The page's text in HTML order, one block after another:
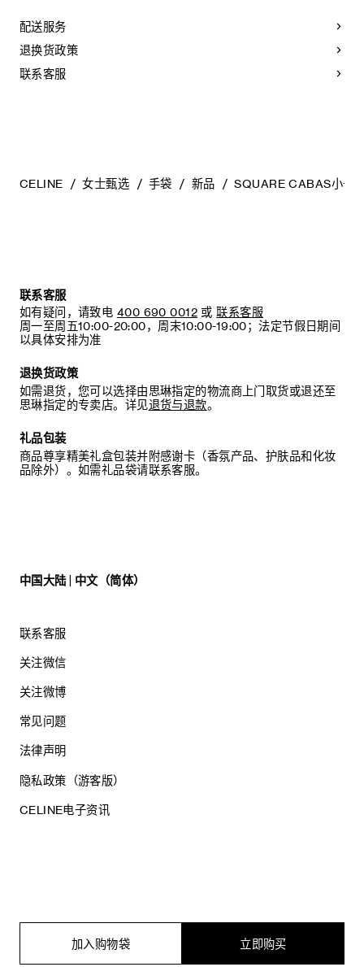
立即购买
加入购物袋
建议您：
- 防止潮湿；避免接触液体、护手霜、洗手液、化妆品及香水。
如果您的手袋不慎接触到水或上述物质，请用干燥且不带绒毛
的浅色吸水布轻轻擦拭；
配送服务
退换货政策
联系客服
CELINE 女士甄选 手袋 新品 SQUARE CABAS小号
联系客服
如有疑问，请致电 400 690 0012 或 联系客服
周一至周五10:00-20:00，周末10:00-19:00；法定节假日期间
以具体安排为准
退换货政策
如需退货，您可以选择由思琳指定的物流商上门取货或退还至
思琳指定的专卖店。详见退货与退款。
礼品包装
商品尊享精美礼盒包装并附感谢卡（香氛产品、护肤品和化妆
品除外）。如需礼品袋请联系客服。
中国大陆 | 中文（简体）
联系客服
关注微信
关注微博
常见问题
法律声明
隐私政策（游客版）
CELINE电子资讯
思琳商贸（上海）有限公司
沪公网安备 31010602005569
电子营业执照